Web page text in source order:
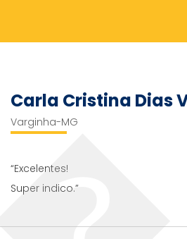
Carla Cristina Dias
Varginha-MG
“Excelentes!
Super indico.”